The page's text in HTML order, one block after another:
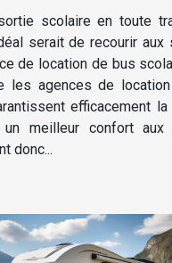
scolaire en toute
serait de recourir aux
de location de bus
les agences de
efficacement
meilleur confort aux
donc...